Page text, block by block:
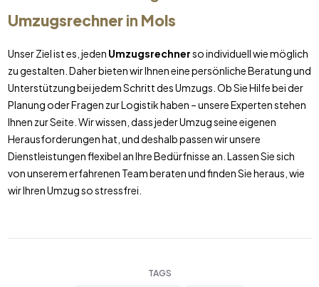
Umzugsrechnerin Mols
Unser Ziel ist es, jeden Umzugsrechnerso individuell wie möglich
zu gestalten. Daher bieten wir Ihnen eine persönliche Beratung und
Unterstützung bei jedem Schritt des Umzugs. Ob Sie Hilfe bei der
Planung oder Fragen zur Logistik haben – unsere Experten stehen
Ihnen zur Seite. Wir wissen, dass jeder Umzug seine eigenen
Herausforderungen hat, und deshalb passen wir unsere
Dienstleistungen flexibel an Ihre Bedürfnisse an. Lassen Sie sich
von unserem erfahrenen Team beraten und finden Sie heraus, wie
wir Ihren Umzug so stressfrei.
TAGS